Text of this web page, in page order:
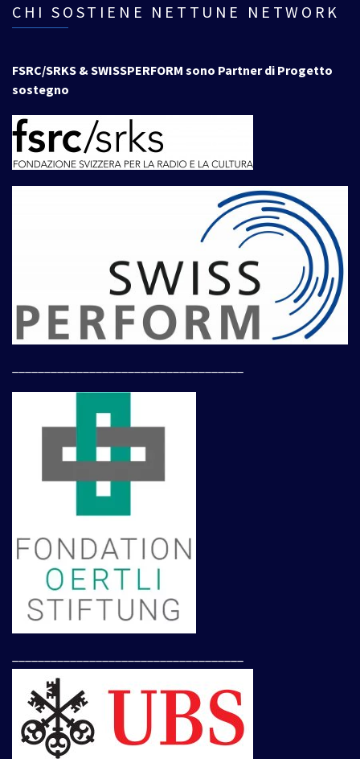
CHI SOSTIENE NETTUNE NETWORK
FSRC/SRKS & SWISSPERFORM sono Partner di Progetto
sostegno